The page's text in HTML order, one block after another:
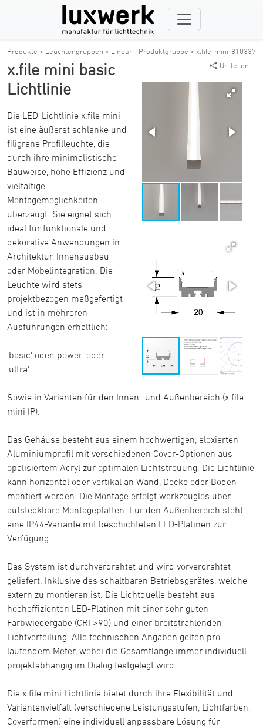
Produkte > Leuchtengruppen > Linear - Produktgruppe > x.file-mini-810337
Url teilen
x.file mini basic
Lichtlinie
Die LED-Lichtlinie x.file mini
ist eine äußerst schlanke und
filigrane Profilleuchte, die
durch ihre minimalistische
Bauweise, hohe Effizienz und
vielfältige
Montagemöglichkeiten
überzeugt. Sie eignet sich
ideal für funktionale und
dekorative Anwendungen in
Architektur, Innenausbau
oder Möbelintegration. Die
Leuchte wird stets
projektbezogen maßgefertigt
und ist in mehreren
Ausführungen erhältlich:
'basic' oder 'power' oder
'ultra'
Sowie in Varianten für den Innen- und Außenbereich (x.file
mini IP).
Das Gehäuse besteht aus einem hochwertigen, eloxierten
Aluminiumprofil mit verschiedenen Cover-Optionen aus
opalisiertem Acryl zur optimalen Lichtstreuung. Die Lichtlinie
kann horizontal oder vertikal an Wand, Decke oder Boden
montiert werden. Die Montage erfolgt werkzeuglos über
aufsteckbare Montageplatten. Für den Außenbereich steht
eine IP44-Variante mit beschichteten LED-Platinen zur
Verfügung.
Das System ist durchverdrahtet und wird vorverdrahtet
geliefert. Inklusive des schaltbaren Betriebsgerätes, welche
extern zu montieren ist. Die Lichtquelle besteht aus
hocheffizienten LED-Platinen mit einer sehr guten
Farbwiedergabe (CRI >90) und einer breitstrahlenden
Lichtverteilung. Alle technischen Angaben gelten pro
laufendem Meter, wobei die Gesamtlänge immer individuell
projektabhängig im Dialog festgelegt wird.
Die x.file mini Lichtlinie bietet durch ihre Flexibilität und
Variantenvielfalt (verschiedene Leistungsstufen, Lichtfarben,
Coverformen) eine individuell anpassbare Lösung für